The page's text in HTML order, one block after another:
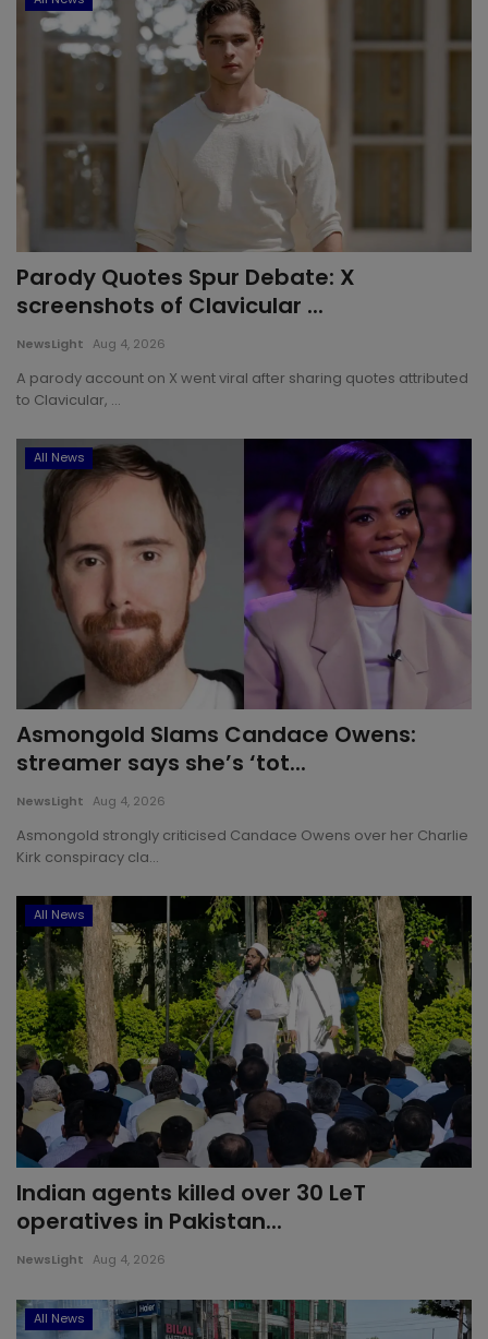
Parody Quotes Spur Debate: X
screenshots of Clavicular ...
NewsLight Aug 4, 2026
A parody account on X went viral after sharing quotes attributed
to Clavicular, ...
All News
Asmongold Slams Candace Owens:
streamer says she’s ‘tot...
NewsLight Aug 4, 2026
Asmongold strongly criticised Candace Owens over her Charlie
Kirk conspiracy cla...
All News
Indian agents killed over 30 LeT
operatives in Pakistan...
NewsLight Aug 4, 2026
All News